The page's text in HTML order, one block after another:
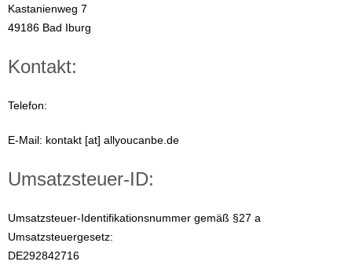
Kastanienweg 7
49186 Bad Iburg
Kontakt:
Telefon:
E-Mail: kontakt [at] allyoucanbe.de
Umsatzsteuer-ID:
Umsatzsteuer-Identifikationsnummer gemäß §27 a
Umsatzsteuergesetz:
DE292842716